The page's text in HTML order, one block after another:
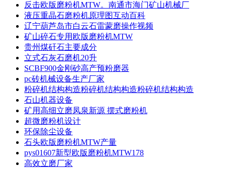
反击欧版磨粉机MTW。南通市海门矿山机械厂
液压重晶石磨粉机原理图互动百科
辽宁葫芦岛市白云石雷蒙磨操作视频
矿山碎石专用欧版磨粉机MTW
贵州煤矸石主要成分
立式石灰石磨机20升
SCBF900金刚砂高产预粉磨器
pc砖机械设备生产厂家
粉碎机结构构造粉碎机结构构造粉碎机结构构造
石山机器设备
矿用高细立磨凤泉新源 摆式磨粉机
超微磨粉机设计
环保除尘设备
石头欧版磨粉机MTW产量
pys01607新型欧版磨粉机MTW178
高效立磨厂家